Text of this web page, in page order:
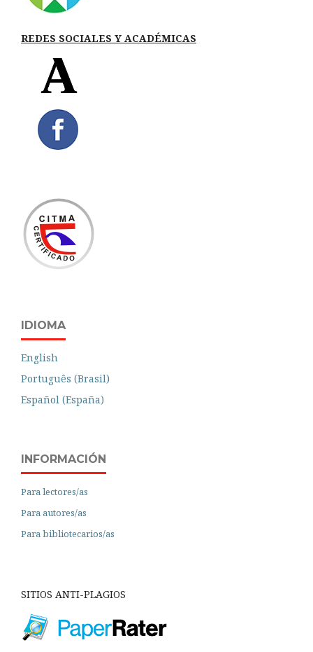
REDES SOCIALES Y ACADÉMICAS
IDIOMA
English
Português (Brasil)
Español (España)
INFORMACIÓN
Para lectores/as
Para autores/as
Para bibliotecarios/as
SITIOS ANTI-PLAGIOS